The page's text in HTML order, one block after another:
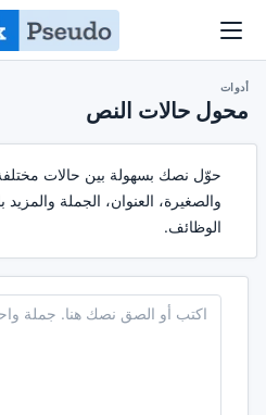
أدوات
محول حالات النص
حوّل نصك بسهولة بين حالات
والصغيرة، العنوان، الجملة والمزيد
الوظائف.